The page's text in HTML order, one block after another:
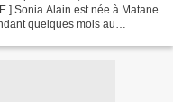
] Sonia Alain est née à Matane
quelques mois au